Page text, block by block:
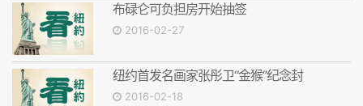
布碌仑可负担房开始抽签
2016-02-27
纽约首发名画家张彤卫“金猴”纪念封
2016-02-18